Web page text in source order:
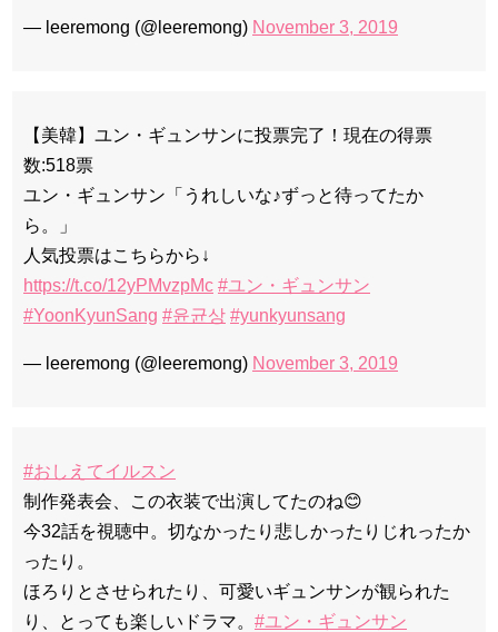
— leeremong (@leeremong) November 3, 2019
【美韓】ユン・ギュンサンに投票完了！現在の得票
数:518票
ユン・ギュンサン「うれしいな♪ずっと待ってたか
ら。」
人気投票はこちらから↓
https://t.co/12yPMvzpMc #ユン・ギュンサン
#YoonKyunSang #윤균상 #yunkyunsang
— leeremong (@leeremong) November 3, 2019
#おしえてイルスン
制作発表会、この衣装で出演してたのね😊
今32話を視聴中。切なかったり悲しかったりじれったか
ったり。
ほろりとさせられたり、可愛いギュンサンが観られた
り、とっても楽しいドラマ。 #ユン・ギュンサン